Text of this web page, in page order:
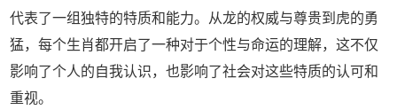
代表了一组独特的特质和能力。从龙的权威与尊贵到虎的勇
猛，每个生肖都开启了一种对于个性与命运的理解，这不仅
影响了个人的自我认识，也影响了社会对这些特质的认可和
重视。